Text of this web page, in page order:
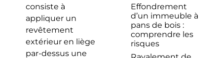
consiste à
appliquer un
revêtement
extérieur en liège
par-dessus une
Effondrement
d’un immeuble à
pans de bois :
comprendre les
risques